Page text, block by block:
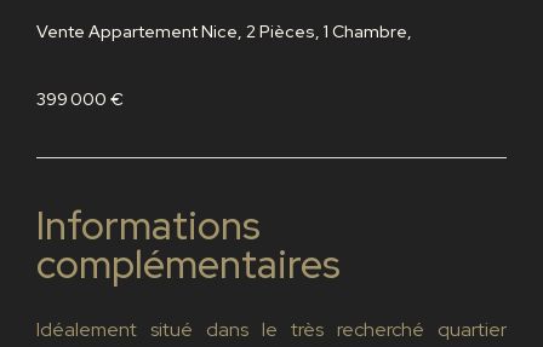
Vente Appartement Nice, 2 Pièces, 1 Chambre,
399 000 €
Informations
complémentaires
Idéalement situé dans le très recherché quartier